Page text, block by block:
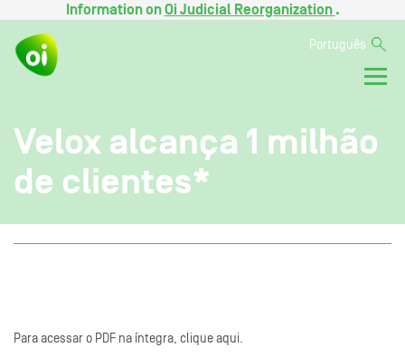
Information onOi Judicial Reorganization .
Português
Velox alcança 1 milhão
de clientes*
Para acessar o PDF na íntegra, clique aqui.